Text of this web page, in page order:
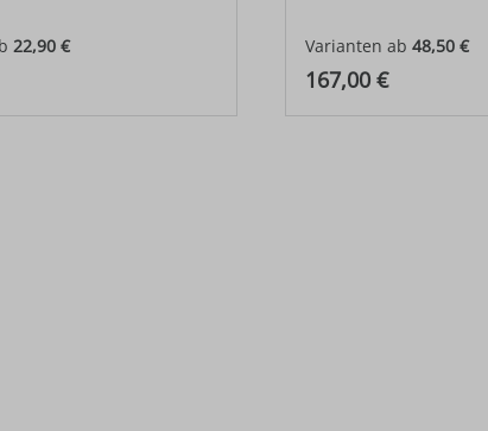
22,90 € Varianten ab 48,50 €
Regulärer Preis:
167,00 €